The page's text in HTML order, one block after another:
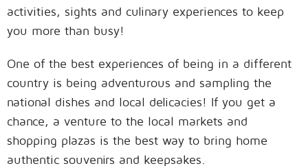
activities, sights and culinary experiences to keep
you more than busy!
One of the best experiences of being in a different
country is being adventurous and sampling the
national dishes and local delicacies! If you get a
chance, a venture to the local markets and
shopping plazas is the best way to bring home
authentic souvenirs and keepsakes.